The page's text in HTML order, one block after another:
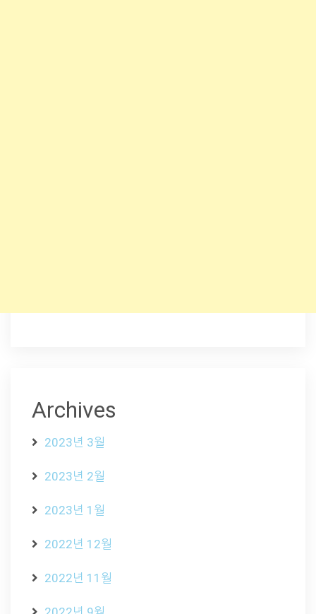
Archives
2023년 3월
2023년 2월
2023년 1월
2022년 12월
2022년 11월